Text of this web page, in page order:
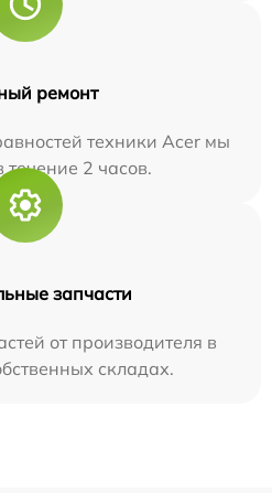
ремонт
техники Acer мы
течение 2 часов.
запчасти
от производителя в
складах.